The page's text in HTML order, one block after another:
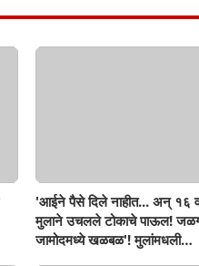
'आईने पैसे दिले नाहीत... अन् १६
मुलाने उचलले टोकाचे पाऊल!
जामोदमध्ये खळबळ'! मुलांमधली